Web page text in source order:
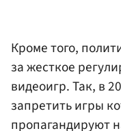
Кроме того,
за жесткое
видеоигр. Так, в
запретить игры
пропагандируют